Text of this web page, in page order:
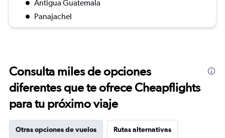
Antigua Guatemala
Panajachel
Consulta miles de opciones
diferentes que te ofrece Cheapflights
para tu próximo viaje
Otras opciones de vuelos Rutas alternativas